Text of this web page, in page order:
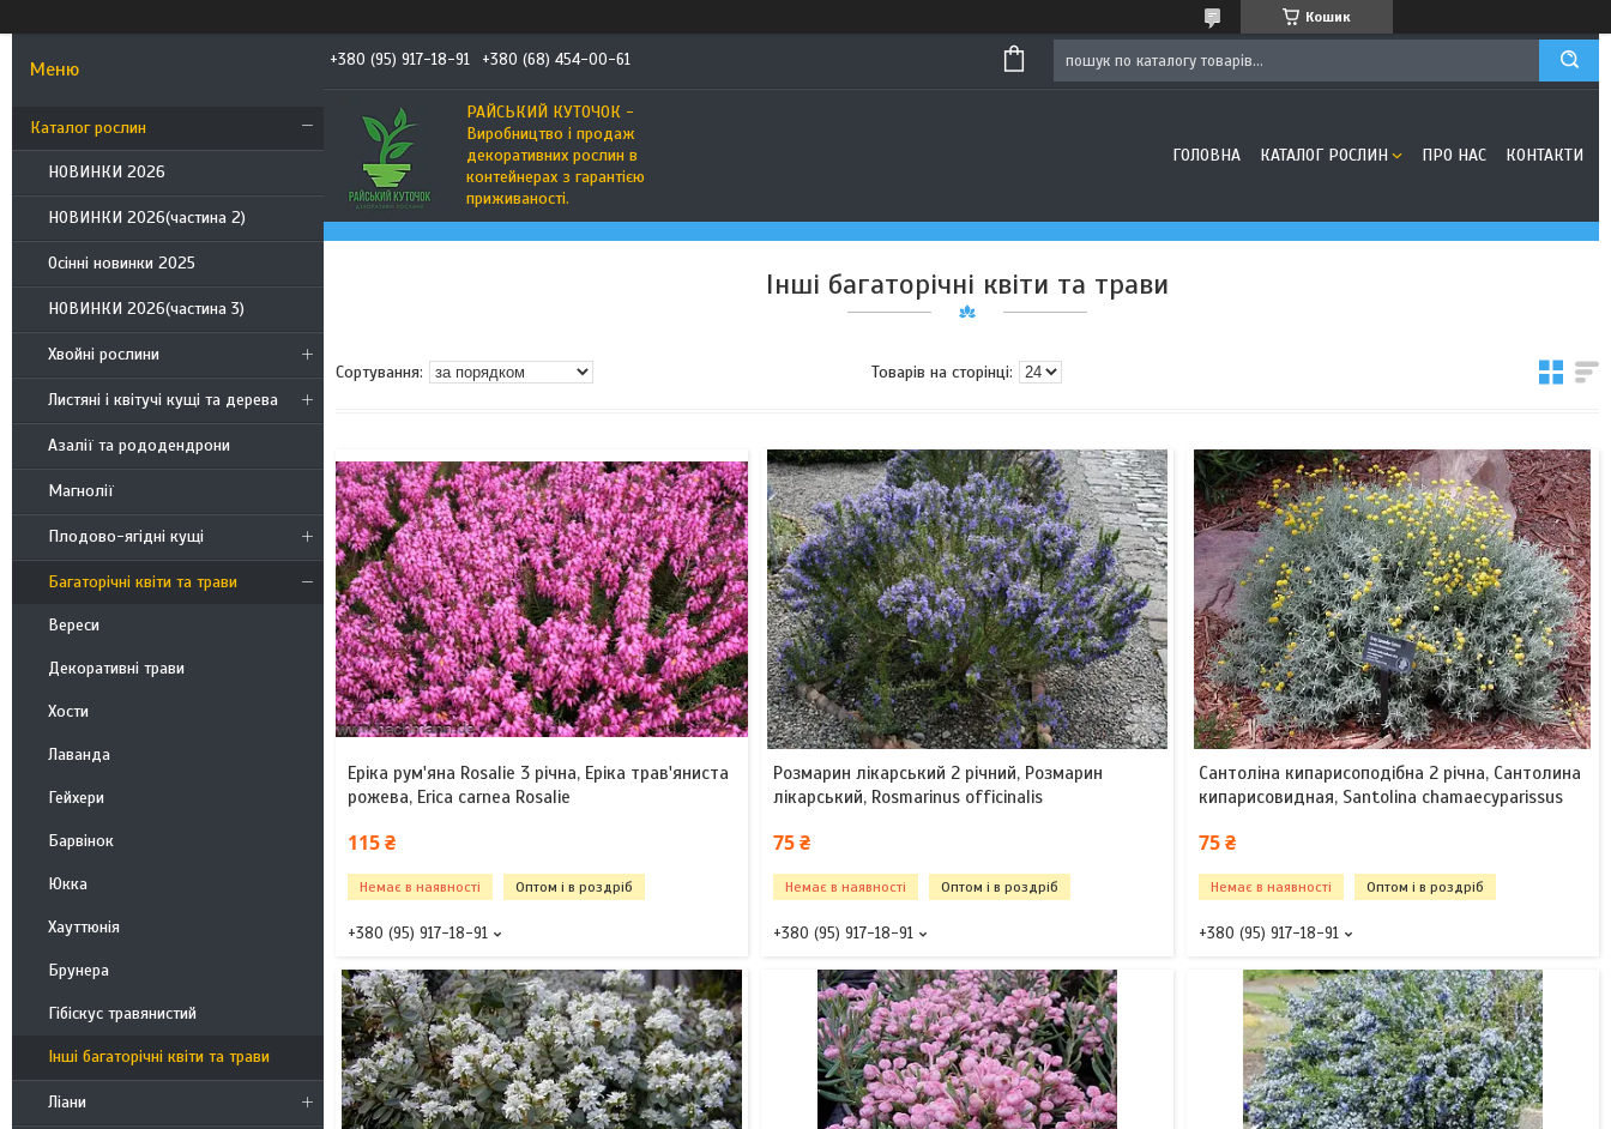
Кошик
Каталог рослин
НОВИНКИ 2026
НОВИНКИ 2026(частина 2)
Осінні новинки 2025
НОВИНКИ 2026(частина 3)
Хвойні рослини
Листяні і квітучі кущі та дерева
Азалії та рододендрони
Магнолії
Плодово-ягідні кущі
Багаторічні квіти та трави
Вереси
Декоративні трави
Хости
Лаванда
Гейхери
Барвінок
Юкка
Хауттюнія
Брунера
Гібіскус травянистий
Інші багаторічні квіти та трави
Ліани
+380 (95) 917-18-91 +380 (68) 454-00-61
РАЙСЬКИЙ КУТОЧОК -
Виробництво і продаж
декоративних рослин в
контейнерах з гарантією
приживаності.
ГОЛОВНА КАТАЛОГ РОСЛИН ПРО НАС КОНТАКТИ
Інші багаторічні квіти та трави
Еріка рум'яна Rosalie 3 річна, Еріка трав'яниста
рожева, Erica carnea Rosaliе
115 ₴
Немає в наявності Оптом і в роздріб
+380 (95) 917-18-91
Розмарин лікарський 2 річний, Розмарин
лікарський, Rosmarinus officinalis
75 ₴
Немає в наявності Оптом і в роздріб
+380 (95) 917-18-91
Сантоліна кипарисоподібна 2 річна, Сантолина
кипарисовидная, Santolina chamaecyparissus
75 ₴
Немає в наявності Оптом і в роздріб
+380 (95) 917-18-91